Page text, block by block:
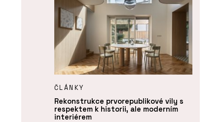
ČLÁNKY
Rekonstrukce prvorepublikové vily s
respektem k historii, ale moderním
interiérem